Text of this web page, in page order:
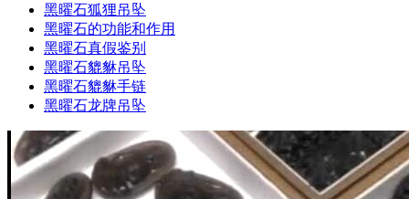
黑曜石狐狸吊坠
黑曜石的功能和作用
黑曜石真假鉴别
黑曜石貔貅吊坠
黑曜石貔貅手链
黑曜石龙牌吊坠